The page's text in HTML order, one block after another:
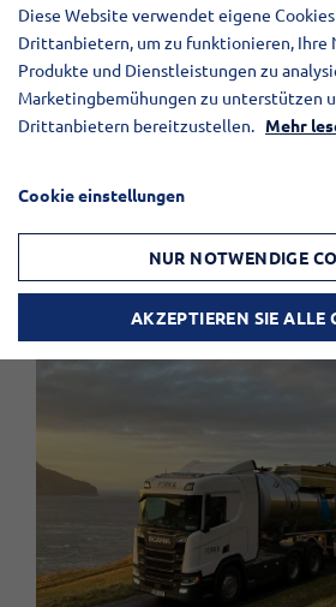
konzipiert, wobei sowohl die
auch die Fahrverhalten eine
Jeder Anhänger wird mit Fokus
des Kunden angepasst – egal, ob es
im Feld und minimale Ausfallzeiten
geschäftigen Saison gewährleistet.
Erfahren Sie mehr über
Diese Website verwendet eigene
Drittanbietern, um zu funktionieren, Ihre
Produkte und Dienstleistungen zu
Marketingbemühungen zu unterstützen
Drittanbietern bereitzustellen. Mehr
Cookie einstellungen
NUR NOTWENDIGE
AKZEPTIEREN SIE ALLE